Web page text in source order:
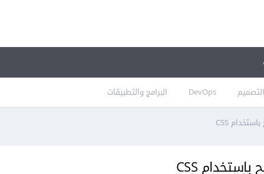
التصميم DevOps البرامج والتطبيقات